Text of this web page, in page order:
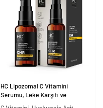
HC Lipozomal C Vitamini
Serumu, Leke Karşıtı ve